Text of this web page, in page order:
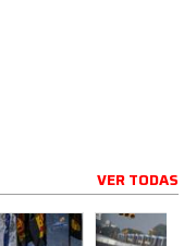
VER TODAS